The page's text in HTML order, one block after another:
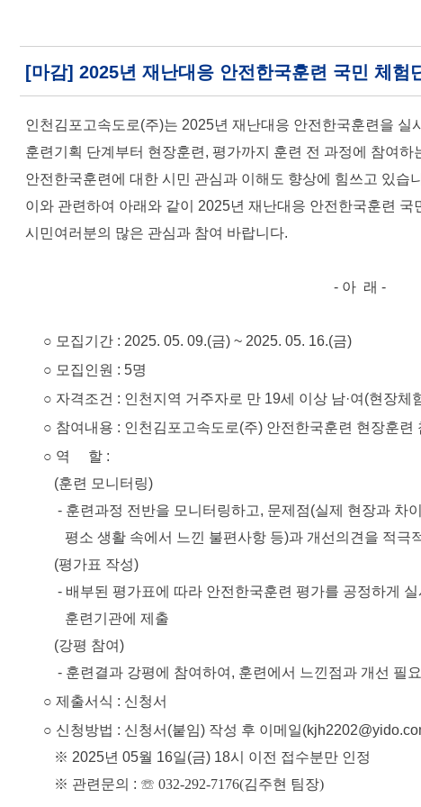
[마감] 2025년 재난대응 안전한국훈련 국민 체험
인천김포고속도로(주)는 2025년 재난대응 안전한국훈련을 실
훈련기획 단계부터 현장훈련, 평가까지 훈련 전 과정에 참여하
안전한국훈련에 대한 시민 관심과 이해도 향상에 힘쓰고 있습
이와 관련하여 아래와 같이 2025년 재난대응 안전한국훈련 국
시민여러분의 많은 관심과 참여 바랍니다.
- 아 래 -
○ 모집기간 : 2025. 05. 09.(금) ~ 2025. 05. 16.(금)
○ 모집인원 : 5명
○ 자격조건 : 인천지역 거주자로 만 19세 이상 남·여(현장체
○ 참여내용 : 인천김포고속도로(주) 안전한국훈련 현장훈련
○ 역 할 :
(훈련 모니터링)
- 훈련과정 전반을 모니터링하고, 문제점(실제 현장과 차이
평소 생활 속에서 느낀 불편사항 등)과 개선의견을 적극
(평가표 작성)
- 배부된 평가표에 따라 안전한국훈련 평가를 공정하게 실
훈련기관에 제출
(강평 참여)
- 훈련결과 강평에 참여하여, 훈련에서 느낀점과 개선 필요
○ 제출서식 : 신청서
○ 신청방법 : 신청서(붙임) 작성 후 이메일
※ 2025년 05월 16일(금) 18시 이전 접수분만 인정
※ 관련문의 : ☏ 032-292-7176(김주현 팀장)